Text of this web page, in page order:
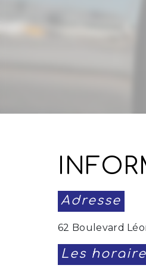
Adresse
62 Boulevard
Les